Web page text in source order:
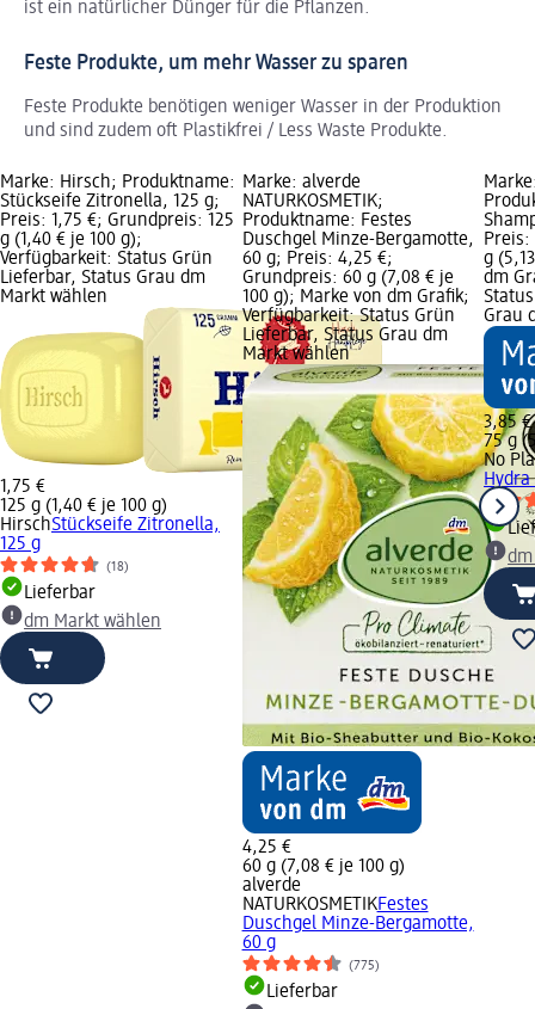
ist ein natürlicher Dünger für die Pflanzen.
Feste Produkte, um mehr Wasser zu sparen
Feste Produkte benötigen weniger Wasser in der Produktion
und sind zudem oft Plastikfrei / Less Waste Produkte.
Marke: Hirsch; Produktname:
Stückseife Zitronella, 125 g;
Preis: 1,75 €; Grundpreis: 125
g (1,40 € je 100 g);
Verfügbarkeit: Status Grün
Lieferbar, Status Grau dm
Markt wählen
1,75 €
125 g (1,40 € je 100 g)
HirschStückseife Zitronella,
125 g
(18)
Lieferbar
dm Markt wählen
Marke: alverde
NATURKOSMETIK;
Produktname: Festes
Duschgel Minze-Bergamotte,
60 g; Preis: 4,25 €;
Grundpreis: 60 g (7,08 € je
100 g); Marke von dm Grafik;
Verfügbarkeit: Status Grün
Lieferbar, Status Grau dm
Markt wählen
4,25 €
60 g (7,08 € je 100 g)
alverde
NATURKOSMETIKFestes
Duschgel Minze-Bergamotte,
60 g
(775)
Lieferbar
Preis:
g
dm
Grau
3,85 €
75 g
No